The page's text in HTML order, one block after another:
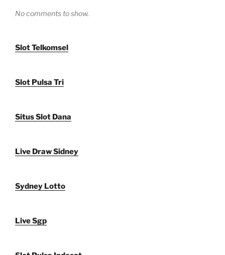
No comments to show.
Slot Telkomsel
Slot Pulsa Tri
Situs Slot Dana
Live Draw Sidney
Sydney Lotto
Live Sgp